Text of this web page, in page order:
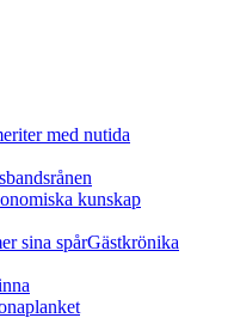
med nutida
kunskap
sina spårGästkrönika
planket